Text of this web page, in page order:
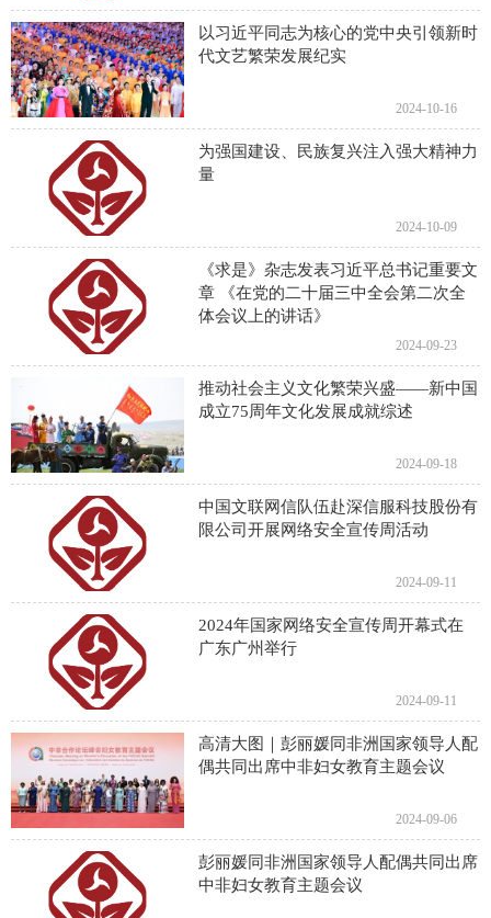
以习近平同志为核心的党中央引领新时
代文艺繁荣发展纪实
2024-10-16
为强国建设、民族复兴注入强大精神力
量
2024-10-09
《求是》杂志发表习近平总书记重要文
章 《在党的二十届三中全会第二次全
体会议上的讲话》
2024-09-23
推动社会主义文化繁荣兴盛——新中国
成立75周年文化发展成就综述
2024-09-18
中国文联网信队伍赴深信服科技股份有
限公司开展网络安全宣传周活动
2024-09-11
2024年国家网络安全宣传周开幕式在
广东广州举行
2024-09-11
​高清大图｜​彭丽媛同非洲国家领导人配
偶共同出席中非妇女教育主题会议
2024-09-06
彭丽媛同非洲国家领导人配偶共同出席
中非妇女教育主题会议